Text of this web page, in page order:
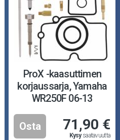
ProX -kaasuttimen
korjaussarja, Yamaha
WR250F 06-13
Osta 71,90 €
Kysysaatavuutta